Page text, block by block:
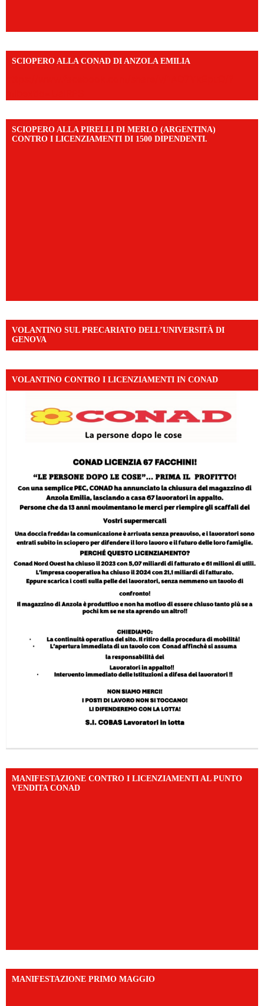
SCIOPERO ALLA CONAD DI ANZOLA EMILIA
SCIOPERO ALLA PIRELLI DI MERLO (ARGENTINA)
CONTRO I LICENZIAMENTI DI 1500 DIPENDENTI.
VOLANTINO SUL PRECARIATO DELL’UNIVERSITÀ DI
GENOVA
VOLANTINO CONTRO I LICENZIAMENTI IN CONAD
MANIFESTAZIONE CONTRO I LICENZIAMENTI AL PUNTO
VENDITA CONAD
MANIFESTAZIONE PRIMO MAGGIO